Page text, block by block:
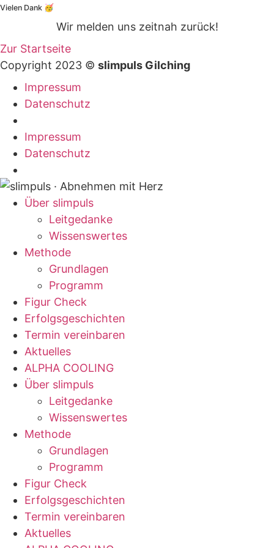
Vielen Dank 🥳
Wir melden uns zeitnah zurück!
Zur Startseite
Copyright 2023 © slimpuls Gilching
Impressum
Datenschutz
Impressum
Datenschutz
Über slimpuls
Leitgedanke
Wissenswertes
Methode
Grundlagen
Programm
Figur Check
Erfolgsgeschichten
Termin vereinbaren
Aktuelles
ALPHA COOLING
Über slimpuls
Leitgedanke
Wissenswertes
Methode
Grundlagen
Programm
Figur Check
Erfolgsgeschichten
Termin vereinbaren
Aktuelles